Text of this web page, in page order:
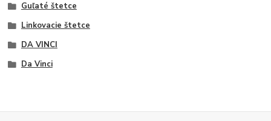
Guľaté štetce
Linkovacie štetce
DA VINCI
Da Vinci